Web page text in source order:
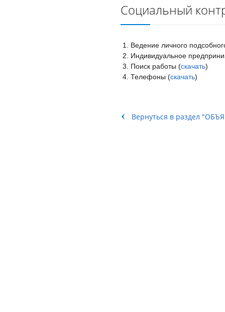
Социальный
Ведение личного
Индивидуальное
Поиск работы (скачать)
Телефоны (скачать)
Вернуться в раздел